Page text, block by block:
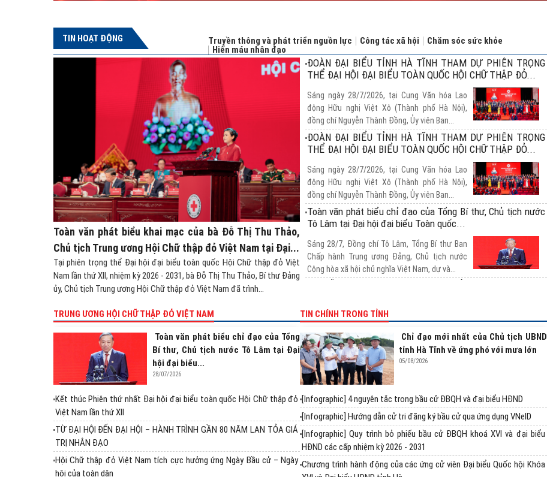
TIN HOẠT ĐỘNG Truyền thông và phát triển nguồn lực Công tác xã hội
Chăm sóc sức khỏe
Hiến máu nhân đạo
Toàn văn phát biểu khai mạc của bà Đỗ Thị Thu Thảo,
Chủ tịch Trung ương Hội Chữ thập đỏ Việt Nam tại Đại...
Tại phiên trọng thể Đại hội đại biểu toàn quốc Hội Chữ thập đỏ Việt
Nam lần thứ XII, nhiệm kỳ 2026 - 2031, bà Đỗ Thị Thu Thảo, Bí thư Đảng
ủy, Chủ tịch Trung ương Hội Chữ thập đỏ Việt Nam đã trình...
ĐOÀN ĐẠI BIỂU TỈNH HÀ TĨNH THAM DỰ PHIÊN TRỌNG
THỂ ĐẠI HỘI ĐẠI BIỂU TOÀN QUỐC HỘI CHỮ THẬP ĐỎ...
Sáng ngày 28/7/2026, tại Cung Văn hóa Lao
động Hữu nghị Việt Xô (Thành phố Hà Nội),
đồng chí Nguyễn Thành Đồng, Ủy viên Ban...
ĐOÀN ĐẠI BIỂU TỈNH HÀ TĨNH THAM DỰ PHIÊN TRỌNG
THỂ ĐẠI HỘI ĐẠI BIỂU TOÀN QUỐC HỘI CHỮ THẬP ĐỎ...
Sáng ngày 28/7/2026, tại Cung Văn hóa Lao
động Hữu nghị Việt Xô (Thành phố Hà Nội),
đồng chí Nguyễn Thành Đồng, Ủy viên Ban...
Toàn văn phát biểu chỉ đạo của Tổng Bí thư, Chủ tịch nước
Tô Lâm tại Đại hội đại biểu Toàn quốc...
Sáng 28/7, Đồng chí Tô Lâm, Tổng Bí thư Ban
Chấp hành Trung ương Đảng, Chủ tịch nước
Cộng hòa xã hội chủ nghĩa Việt Nam, dự và...
Sáng 28/7, Đại hội đại biểu toàn quốc Hội Chữ
thập đỏ Việt Nam lần thứ XII, nhiệm kỳ 2026 -
2031 tổ chức phiên trọng thể, với...
Kết thúc Phiên thứ nhất Đại hội đại biểu toàn quốc Hội Chữ
thập đỏ Việt Nam lần thứ XII
nghị Việt Xô (Hà Nội) đã diễn ra Phiên thứ nhất
Đại hội đại biểu toàn quốc lần thứ...
Lan tỏa nghĩa cử hiến mô, tạng từ Chương trình “Hành trình
Đỏ” lần thứ V tại Hà Tĩnh
Trong khuôn khổ Chương trình “Hành trình Đỏ”
TRUNG ƯƠNG HỘI CHỮ THẬP ĐỎ VIỆT NAM
Toàn văn phát biểu chỉ đạo của Tổng
Bí thư, Chủ tịch nước Tô Lâm tại Đại
hội đại biểu...
28/07/2026
Kết thúc Phiên thứ nhất Đại hội đại biểu toàn quốc Hội Chữ thập đỏ
Việt Nam lần thứ XII
TỪ ĐẠI HỘI ĐẾN ĐẠI HỘI – HÀNH TRÌNH GẦN 80 NĂM LAN TỎA GIÁ
TRỊ NHÂN ĐẠO
Hội Chữ thập đỏ Việt Nam tích cực hưởng ứng Ngày Bầu cử – Ngày
hội của toàn dân
TIN CHÍNH TRONG TỈNH
Chỉ đạo mới nhất của Chủ tịch UBND
tỉnh Hà Tĩnh về ứng phó với mưa lớn
05/08/2026
[Infographic] 4 nguyên tắc trong bầu cử ĐBQH và đại biểu HĐND
[Infographic] Hướng dẫn cử tri đăng ký bầu cử qua ứng dụng VNeID
[Infographic] Quy trình bỏ phiếu bầu cử ĐBQH khoá XVI và đại biểu
HĐND các cấp nhiệm kỳ 2026 - 2031
Chương trình hành động của các ứng cử viên Đại biểu Quốc hội Khóa